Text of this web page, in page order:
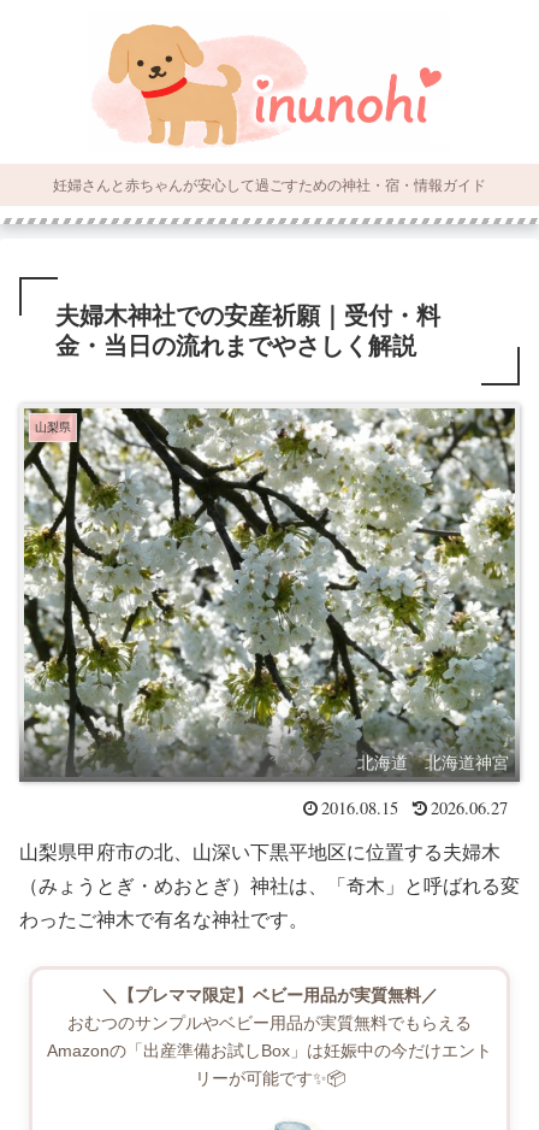
妊婦さんと赤ちゃんが安心して過ごすための神社・宿・情報ガイド
夫婦木神社での安産祈願｜受付・料
金・当日の流れまでやさしく解説
山梨県
北海道 北海道神宮
2016.08.15 2026.06.27
山梨県甲府市の北、山深い下黒平地区に位置する夫婦木
（みょうとぎ・めおとぎ）神社は、「奇木」と呼ばれる変
わったご神木で有名な神社です。
＼【プレママ限定】ベビー用品が実質無料／
おむつのサンプルやベビー用品が実質無料でもらえる
Amazonの「出産準備お試しBox」は妊娠中の今だけエント
リーが可能です✨📦